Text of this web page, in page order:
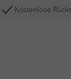
Kostenlose